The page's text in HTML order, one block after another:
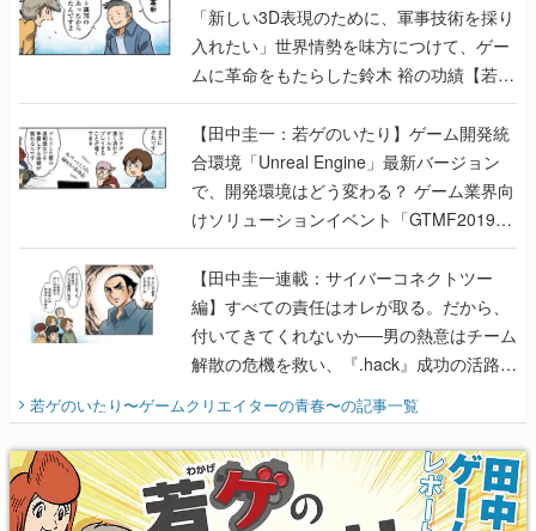
のいたり】
【田中圭一：若ゲのいたり】ゲーム開発統
合環境「Unreal Engine」最新バージョン
で、開発環境はどう変わる？ ゲーム業界向
けソリューションイベント「GTMF2019」
に行って、より理解を深めよう【PR】
【田中圭一連載：サイバーコネクトツー
編】すべての責任はオレが取る。だから、
付いてきてくれないか──男の熱意はチーム
解散の危機を救い、『.hack』成功の活路を
開く。業界の快男児・松山 洋に流れる血は
『少年ジャンプ』色だった【若ゲのいた
り】
若ゲのいたり〜ゲームクリエイターの青春〜の記事一覧